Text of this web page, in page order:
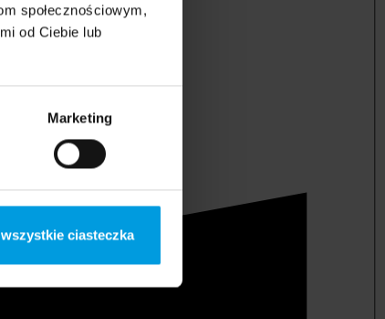
społecznościowym,
od Ciebie lub
Marketing
ciasteczka